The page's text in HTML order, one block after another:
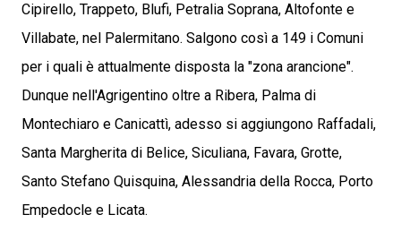
Cipirello, Trappeto, Blufi, Petralia Soprana, Altofonte e
Villabate, nel Palermitano. Salgono così a 149 i Comuni
per i quali è attualmente disposta la "zona arancione".
Dunque nell'Agrigentino oltre a Ribera, Palma di
Montechiaro e Canicattì, adesso si aggiungono Raffadali,
Santa Margherita di Belice, Siculiana, Favara, Grotte,
Santo Stefano Quisquina, Alessandria della Rocca, Porto
Empedocle e Licata.